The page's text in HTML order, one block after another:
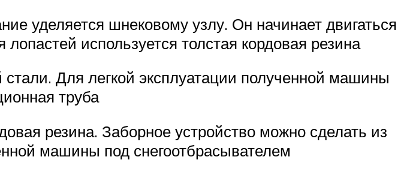
уделяется шнековому узлу. Он начинает двигаться
используется толстая кордовая резина
Для легкой эксплуатации полученной машины
труба
резина. Заборное устройство можно сделать из
машины под снегоотбрасывателем